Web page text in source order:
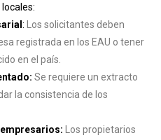
: Los solicitantes deben
registrada en los EAU o tener
en el país.
Se requiere un extracto
la consistencia de los
Los propietarios